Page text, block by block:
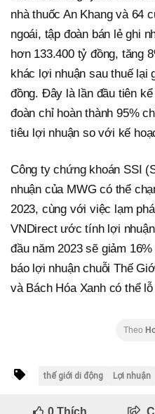
nhà thuốc An Khang và 64
ngoái, tập đoàn bán lẻ ghi
hơn 133.400 tỷ đồng, tăng
khác lợi nhuận sau thuế lại
đồng. Đây là lần đầu tiên
đoàn chỉ hoàn thành 95%
tiêu lợi nhuận so với kế
Công ty chứng khoán SSI
nhuận của MWG có thể
2023, cùng với việc lạm
VNDirect ước tính lợi
đầu năm 2023 sẽ giảm
báo lợi nhuận chuỗi Thế
và Bách Hóa Xanh có thể
Theo
thế giới di động Lợi nhuận
0Thích